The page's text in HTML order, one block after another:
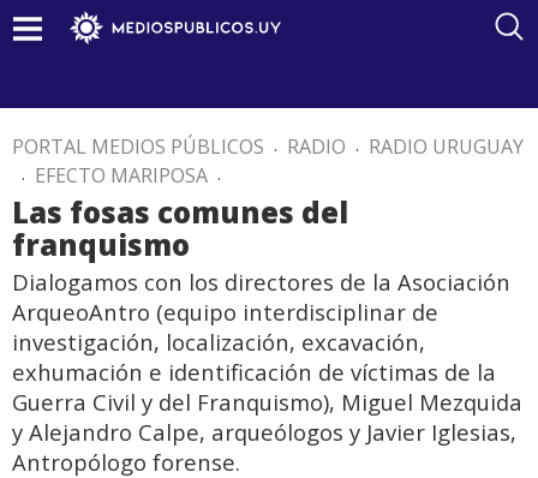
PORTAL MEDIOS PÚBLICOS . RADIO . RADIO URUGUAY
. EFECTO MARIPOSA .
Las fosas comunes del
franquismo
Dialogamos con los directores de la Asociación
ArqueoAntro (equipo interdisciplinar de
investigación, localización, excavación,
exhumación e identificación de víctimas de la
Guerra Civil y del Franquismo), Miguel Mezquida
y Alejandro Calpe, arqueólogos y Javier Iglesias,
Antropólogo forense.